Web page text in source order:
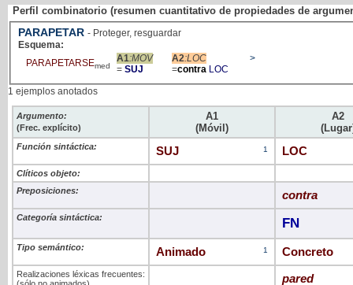
Perfil combinatorio (resumen cuantitativo de propiedades de
PARAPETAR - Proteger, resguardar
Esquema:
PARAPETARSEmed
A1:MOV
= SUJ
A2:LOC
=contra LOC
>
1 ejemplos anotados
Argumento:
(Frec. explícito)
A1
(Móvil)
A2
Función sintáctica: SUJ 1 LOC
Clíticos objeto:
Preposiciones:
contra
Categoría sintáctica: FN
Tipo semántico: Animado 1 Concreto
Realizaciones léxicas frecuentes:
pared